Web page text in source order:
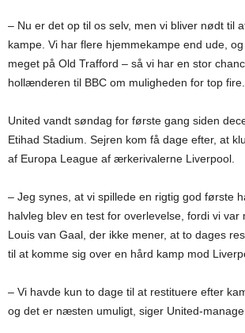
– Nu er det op til os selv, men vi bliver nødt til
kampe. Vi har flere hjemmekampe end ude,
meget på Old Trafford – så vi har en stor
hollænderen til BBC om muligheden for top fire.
United vandt søndag for første gang siden
Etihad Stadium. Sejren kom få dage efter, at
af Europa League af ærkerivalerne Liverpool.
– Jeg synes, at vi spillede en rigtig god første
halvleg blev en test for overlevelse, fordi vi
Louis van Gaal, der ikke mener, at to dages
til at komme sig over en hård kamp mod
– Vi havde kun to dage til at restituere efter
og det er næsten umuligt, siger United-